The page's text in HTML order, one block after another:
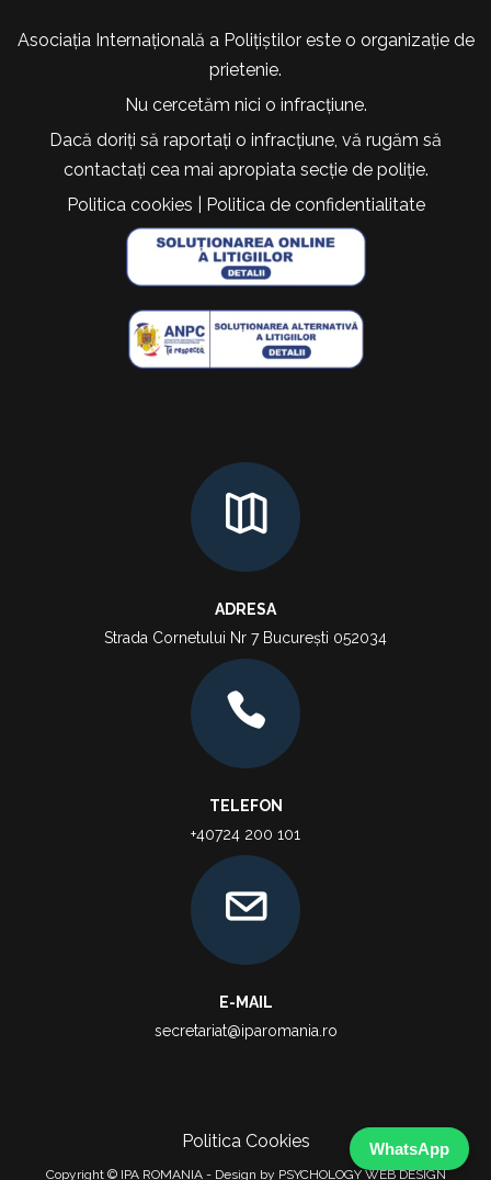
Asociația Internațională a Polițiștilor este o organizație de
prietenie.
Nu cercetăm nici o infracțiune.
Dacă doriți să raportați o infracțiune, vă rugăm să
contactați cea mai apropiata secție de poliție.
Politica cookies
Politica de confidentialitate
ADRESA
Strada Cornetului Nr 7 București 052034
TELEFON
+40724 200 101
E-MAIL
secretariat@iparomania.ro
Politica Cookies
Copyright © IPA ROMANIA - Design by PSYCHOLOGY WEB DESIGN
WhatsApp